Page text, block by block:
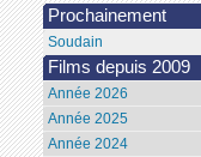
Prochainement
Soudain
Films depuis 2009
Année 2026
Année 2025
Année 2024